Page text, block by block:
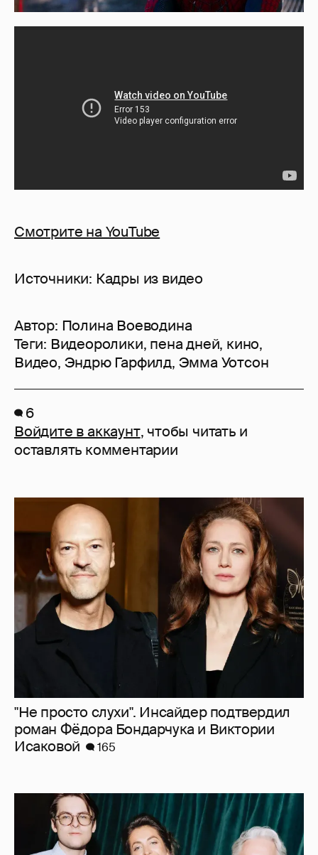
Смотрите на YouTube
Источники: Кадры из видео
Автор: Полина Воеводина
Теги: Видеоролики, пена дней, кино,
Видео, Эндрю Гарфилд, Эмма Уотсон
6
Войдите в аккаунт, чтобы читать и
оставлять комментарии
"Не просто слухи". Инсайдер подтвердил
роман Фёдора Бондарчука и Виктории
Исаковой
165